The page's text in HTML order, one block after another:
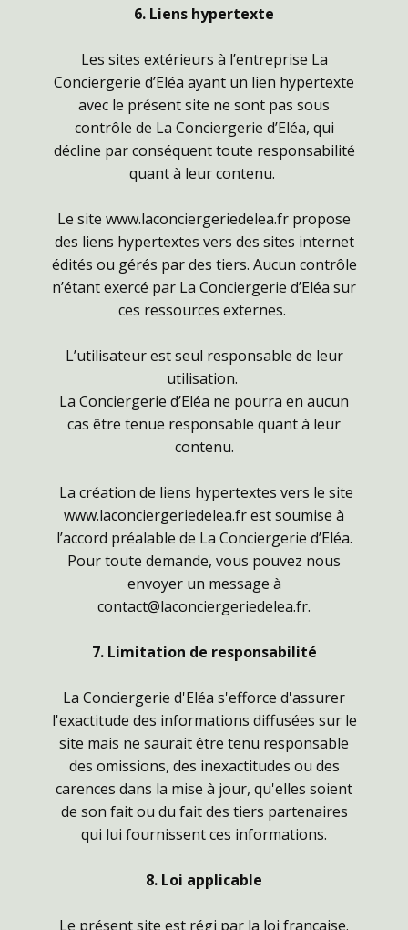
6. Liens hypertexte
Les sites extérieurs à l’entreprise La
Conciergerie d’Eléa ayant un lien hypertexte
avec le présent site ne sont pas sous
contrôle de La Conciergerie d’Eléa, qui
décline par conséquent toute responsabilité
quant à leur contenu.
Le site www.laconciergeriedelea.fr propose
des liens hypertextes vers des sites internet
édités ou gérés par des tiers. Aucun contrôle
n’étant exercé par La Conciergerie d’Eléa sur
ces ressources externes.
L’utilisateur est seul responsable de leur
utilisation.
La Conciergerie d’Eléa ne pourra en aucun
cas être tenue responsable quant à leur
contenu.
La création de liens hypertextes vers le site
www.laconciergeriedelea.fr est soumise à
l’accord préalable de La Conciergerie d’Eléa.
Pour toute demande, vous pouvez nous
envoyer un message à
contact@laconciergeriedelea.fr.
7. Limitation de responsabilité
La Conciergerie d'Eléa s'efforce d'assurer
l'exactitude des informations diffusées sur le
site mais ne saurait être tenu responsable
des omissions, des inexactitudes ou des
carences dans la mise à jour, qu'elles soient
de son fait ou du fait des tiers partenaires
qui lui fournissent ces informations.
8. Loi applicable
Le présent site est régi par la loi française.